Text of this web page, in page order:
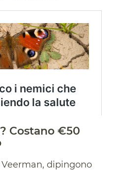
Costano €50
dipingono